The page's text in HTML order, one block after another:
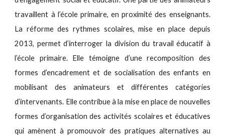
travaillent à l’école primaire, en proximité des enseignants.
La réforme des rythmes scolaires, mise en place depuis
2013, permet d’interroger la division du travail éducatif à
l’école primaire. Elle témoigne d’une recomposition des
formes d’encadrement et de socialisation des enfants en
mobilisant des animateurs et différentes catégories
d’intervenants. Elle contribue à la mise en place de nouvelles
formes d’organisation des activités scolaires et éducatives
qui amènent à promouvoir des pratiques alternatives au